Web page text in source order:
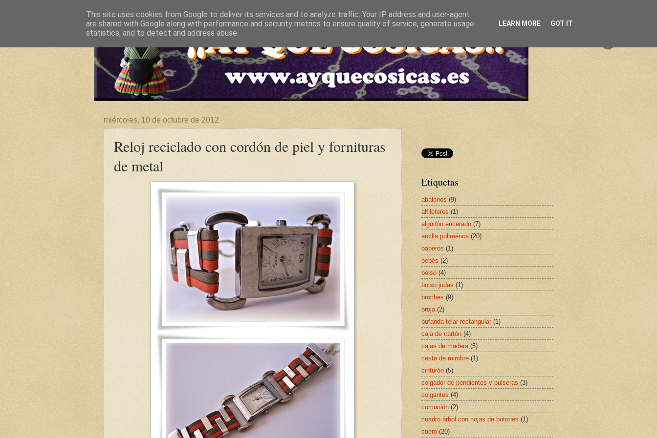
miércoles, 10 de octubre de 2012
Reloj reciclado con cordón de piel y fornituras
de metal
Etiquetas
abalorios (9)
alfileteros (1)
algodón encerado (7)
arcilla polimérica (20)
baberos (1)
bebés (2)
bolso (4)
bolso judas (1)
broches (9)
bruja (2)
bufanda telar rectangular (1)
caja de cartón (4)
cajas de madera (5)
cesta de mimbre (1)
cinturón (5)
colgador de pendientes y pulseras (3)
colgantes (4)
comunión (2)
cuadro árbol con hojas de botones (1)
cuero (20)
This site uses cookies from Google to deliver its services and to analyze traffic. Your IP address and user-agent
are shared with Google along with performance and security metrics to ensure quality of service, generate usage
statistics, and to detect and address abuse.
LEARN MORE GOT IT